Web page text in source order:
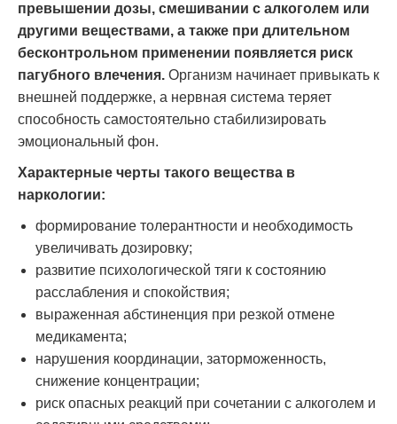
превышении дозы, смешивании с алкоголем или
другими веществами, а также при длительном
бесконтрольном применении появляется риск
пагубного влечения. Организм начинает привыкать к
внешней поддержке, а нервная система теряет
способность самостоятельно стабилизировать
эмоциональный фон.
Характерные черты такого вещества в
наркологии:
формирование толерантности и необходимость
увеличивать дозировку;
развитие психологической тяги к состоянию
расслабления и спокойствия;
выраженная абстиненция при резкой отмене
медикамента;
нарушения координации, заторможенность,
снижение концентрации;
риск опасных реакций при сочетании с алкоголем и